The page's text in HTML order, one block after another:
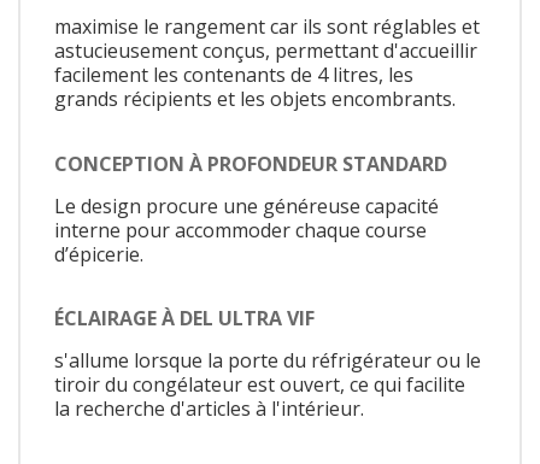
maximise le rangement car ils sont réglables et
astucieusement conçus, permettant d'accueillir
facilement les contenants de 4 litres, les
grands récipients et les objets encombrants.
CONCEPTION À PROFONDEUR STANDARD
Le design procure une généreuse capacité
interne pour accommoder chaque course
d’épicerie.
ÉCLAIRAGE À DEL ULTRA VIF
s'allume lorsque la porte du réfrigérateur ou le
tiroir du congélateur est ouvert, ce qui facilite
la recherche d'articles à l'intérieur.